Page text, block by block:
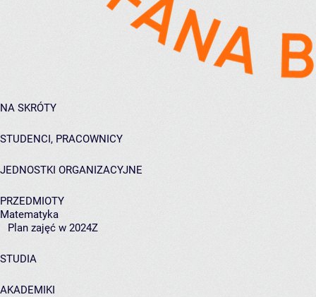
NA SKRÓTY
STUDENCI, PRACOWNICY
JEDNOSTKI ORGANIZACYJNE
PRZEDMIOTY
Matematyka
Plan zajęć w 2024Z
STUDIA
AKADEMIKI